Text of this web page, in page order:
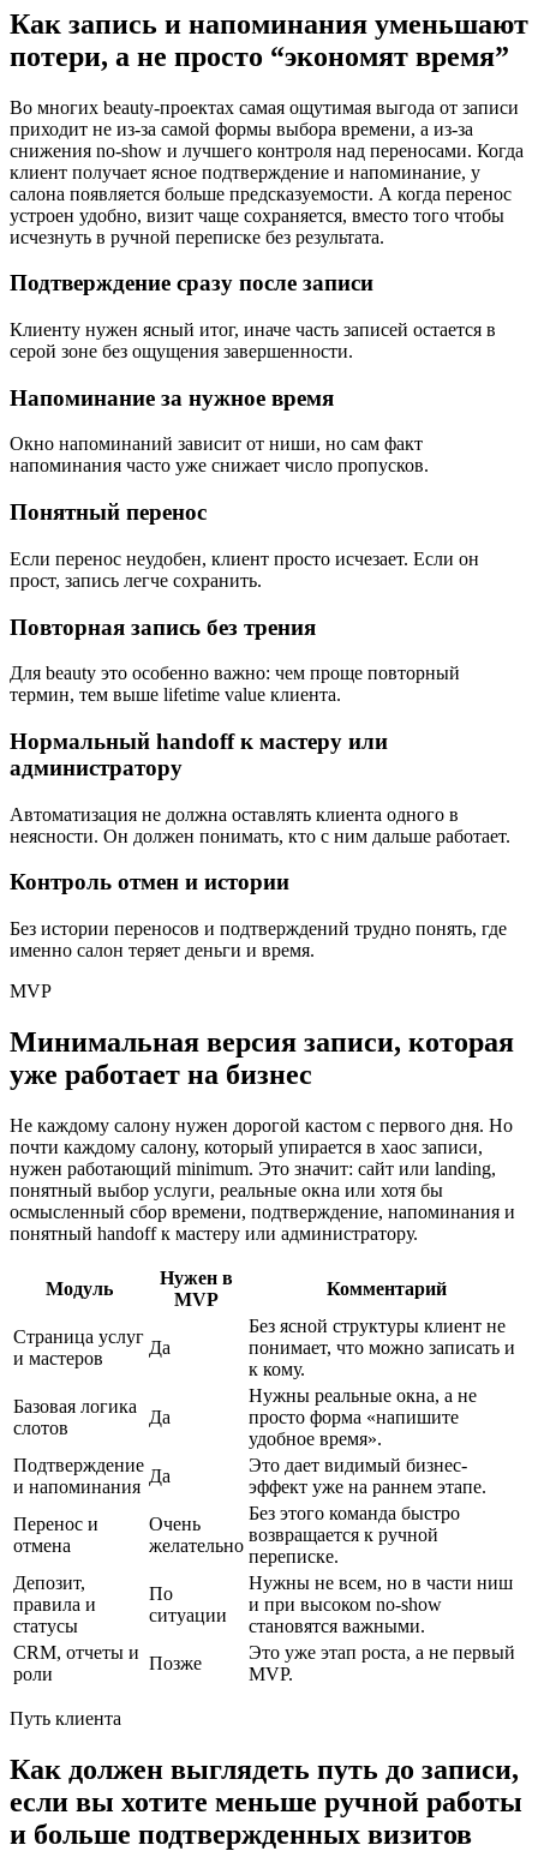
Как запись и напоминания уменьшают
потери, а не просто “экономят время”
Во многих beauty-проектах самая ощутимая выгода от записи
приходит не из-за самой формы выбора времени, а из-за
снижения no-show и лучшего контроля над переносами. Когда
клиент получает ясное подтверждение и напоминание, у
салона появляется больше предсказуемости. А когда перенос
устроен удобно, визит чаще сохраняется, вместо того чтобы
исчезнуть в ручной переписке без результата.
Подтверждение сразу после записи
Клиенту нужен ясный итог, иначе часть записей остается в
серой зоне без ощущения завершенности.
Напоминание за нужное время
Окно напоминаний зависит от ниши, но сам факт
напоминания часто уже снижает число пропусков.
Понятный перенос
Если перенос неудобен, клиент просто исчезает. Если он
прост, запись легче сохранить.
Повторная запись без трения
Для beauty это особенно важно: чем проще повторный
термин, тем выше lifetime value клиента.
Нормальный handoff к мастеру или
администратору
Автоматизация не должна оставлять клиента одного в
неясности. Он должен понимать, кто с ним дальше работает.
Контроль отмен и истории
Без истории переносов и подтверждений трудно понять, где
именно салон теряет деньги и время.
MVP
Минимальная версия записи, которая
уже работает на бизнес
Не каждому салону нужен дорогой кастом с первого дня. Но
почти каждому салону, который упирается в хаос записи,
нужен работающий minimum. Это значит: сайт или landing,
понятный выбор услуги, реальные окна или хотя бы
осмысленный сбор времени, подтверждение, напоминания и
понятный handoff к мастеру или администратору.
Модуль
Нужен в
MVP
Комментарий
Страница услуг
и мастеров
Да
Без ясной структуры клиент не
понимает, что можно записать и
к кому.
Базовая логика
слотов
Да
Нужны реальные окна, а не
просто форма «напишите
удобное время».
Подтверждение
и напоминания
Да
Это дает видимый бизнес-
эффект уже на раннем этапе.
Перенос и
отмена
Очень
желательно
Без этого команда быстро
возвращается к ручной
переписке.
Депозит,
правила и
статусы
По
ситуации
Нужны не всем, но в части ниш
и при высоком no-show
становятся важными.
CRM, отчеты и
роли
Позже
Это уже этап роста, а не первый
MVP.
Путь клиента
Как должен выглядеть путь до записи,
если вы хотите меньше ручной работы
и больше подтвержденных визитов